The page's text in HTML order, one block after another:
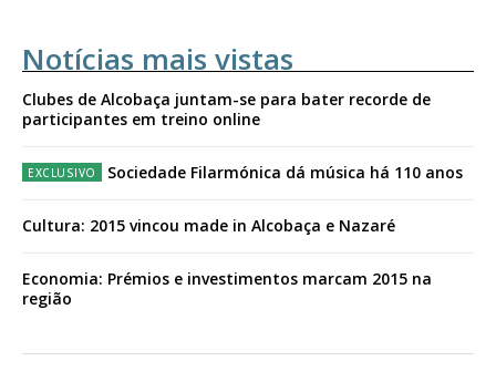
Notícias mais vistas
Clubes de Alcobaça juntam-se para bater recorde de
participantes em treino online
Sociedade Filarmónica dá música há 110 anos
Cultura: 2015 vincou made in Alcobaça e Nazaré
Economia: Prémios e investimentos marcam 2015 na
região